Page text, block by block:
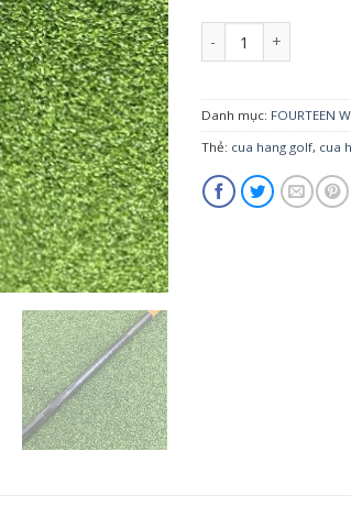
Danh mục: FOURTEEN
Thẻ: cua hang golf, cua